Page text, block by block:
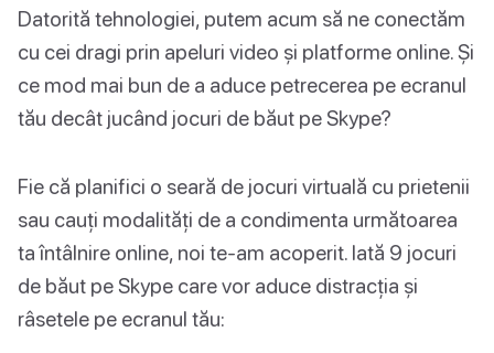
Datorită tehnologiei, putem acum să ne conectăm
cu cei dragi prin apeluri video și platforme online. Și
ce mod mai bun de a aduce petrecerea pe ecranul
tău decât jucând jocuri de băut pe Skype?
Fie că planifici o seară de jocuri virtuală cu prietenii
sau cauți modalități de a condimenta următoarea
ta întâlnire online, noi te-am acoperit. Iată 9 jocuri
de băut pe Skype care vor aduce distracția și
râsetele pe ecranul tău: